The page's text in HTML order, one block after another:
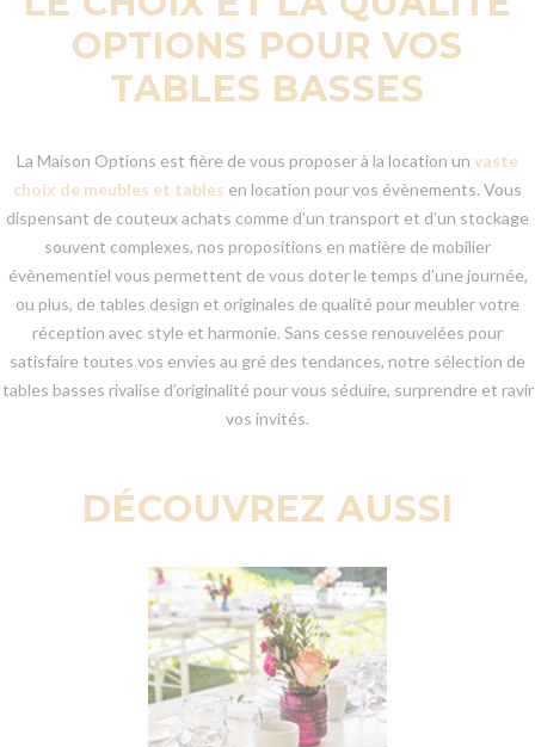
OPTIONS POUR VOS
TABLES BASSES
La Maison Options est fière de vous proposer à la location un vaste
choix de meubles et tables en location pour vos évènements. Vous
dispensant de couteux achats comme d’un transport et d’un stockage
souvent complexes, nos propositions en matière de mobilier
évènementiel vous permettent de vous doter le temps d’une journée,
ou plus, de tables design et originales de qualité pour meubler votre
réception avec style et harmonie. Sans cesse renouvelées pour
satisfaire toutes vos envies au gré des tendances, notre sélection de
tables basses rivalise d’originalité pour vous séduire, surprendre et ravir
vos invités.
DÉCOUVREZ AUSSI